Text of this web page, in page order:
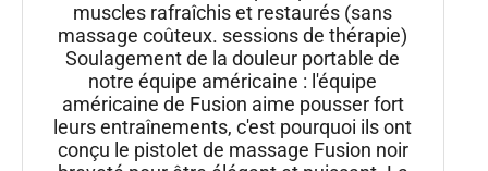
muscles rafraîchis et restaurés (sans
massage coûteux. sessions de thérapie)
Soulagement de la douleur portable de
notre équipe américaine : l'équipe
américaine de Fusion aime pousser fort
leurs entraînements, c'est pourquoi ils ont
conçu le pistolet de massage Fusion noir